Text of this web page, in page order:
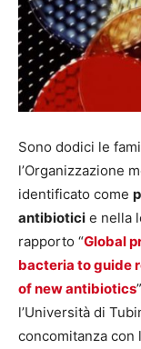
Sono dodici le
l’Organizzazione
identificato come
antibiotici e nella
rapporto “Global
bacteria to guide
of new antibiotics
l’Università di
concomitanza con